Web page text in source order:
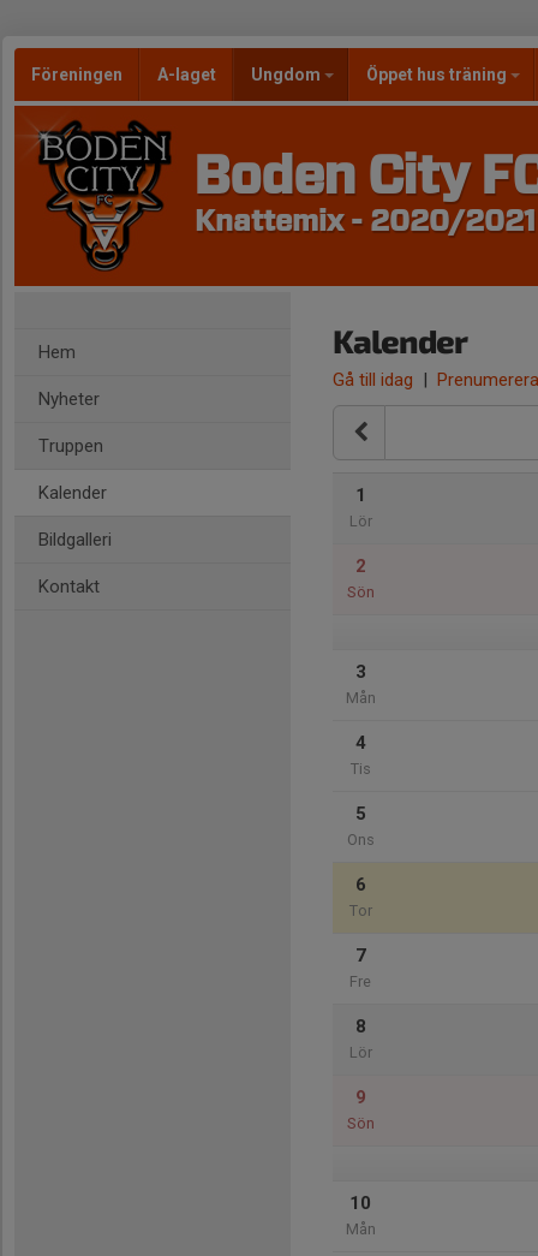
Föreningen A-laget Ungdom Öppet hus träning
Boden City
Knattemix - 2020/2021
Hem
Nyheter
Truppen
Kalender
Bildgalleri
Kontakt
Kalender
Gå till idag | Prenumerera
1
Lör
2
Sön
3
Mån
4
Tis
5
Ons
6
Tor
7
Fre
8
Lör
9
Sön
10
Mån